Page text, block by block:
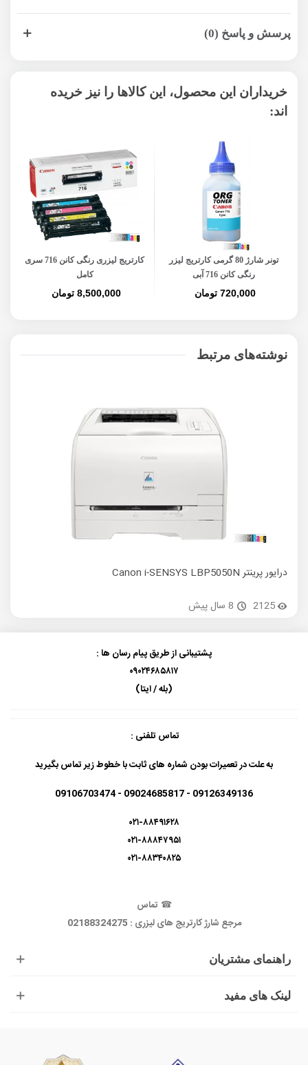
پرسش و پاسخ (0)
خریداران این محصول، این کالاها را نیز خریده
اند:
تونر شارژ 80 گرمی کارتریج لیزر
رنگی کانن 716 آبی
720,000 تومان
کارتریج لیزری رنگی کانن 716 سری
کامل
8,500,000 تومان
نوشته‌های مرتبط
درایور پرینتر Canon i-SENSYS LBP5050N
2125
8 سال پیش
راهنمای مشتریان
لینک های مفید
پشتیبانی از طریق پیام رسان ها :
۰۹۰۲۴۶۸۵۸۱۷
(بله / ایتا)
تماس تلفنی :
به علت در تعمیرات بودن شماره های ثابت با خطوط زیر تماس بگیرید
09126349136 - 09024685817 - 09106703474
۰۲۱-۸۸۴۹۱۶۲۸
۰۲۱-۸۸۸۴۷۹۵۱
۰۲۱-۸۸۳۴۰۸۲۵
☎ تماس
مرجع شارژ کارتریج های لیزری : 02188324275